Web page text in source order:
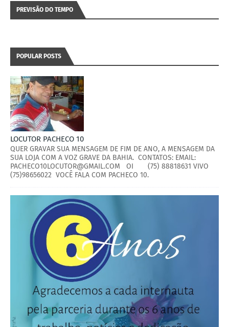
PREVISÃO DO TEMPO
POPULAR POSTS
LOCUTOR PACHECO 10
QUER GRAVAR SUA MENSAGEM DE FIM DE ANO, A MENSAGEM DA
SUA LOJA COM A VOZ GRAVE DA BAHIA. CONTATOS: EMAIL:
PACHECO10LOCUTOR@GMAIL.COM OI (75) 88818631 VIVO
(75)98656022 VOCÊ FALA COM PACHECO 10.